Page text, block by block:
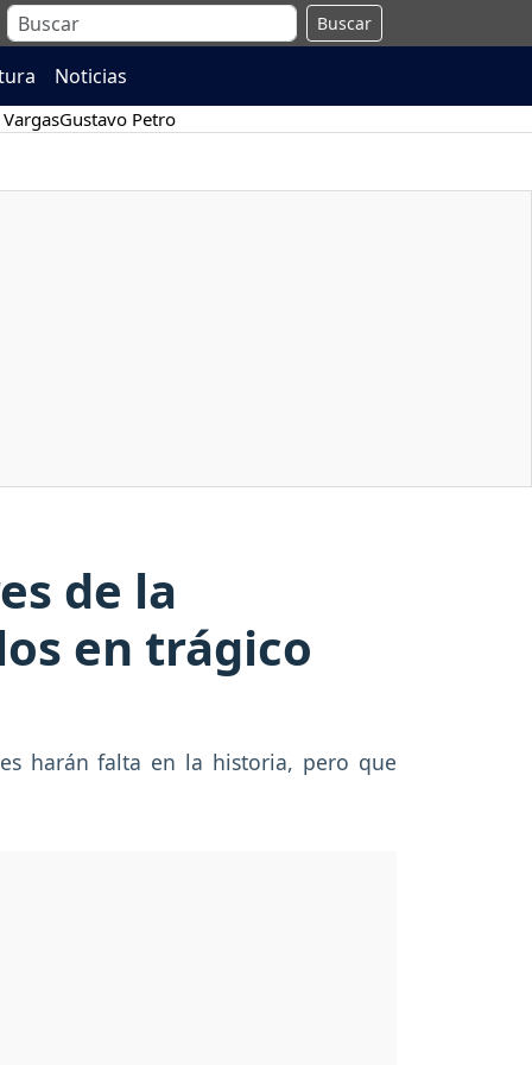
Buscar
Noticias
Gustavo Petro
de la
en trágico
harán falta en la historia, pero que